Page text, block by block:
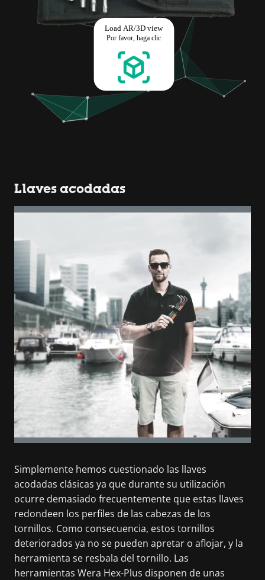
Llaves acodadas
Simplemente hemos cuestionado las llaves
acodadas clásicas ya que durante su utilización
ocurre demasiado frecuentemente que estas llaves
redondeen los perfiles de las cabezas de los
tornillos. Como consecuencia, estos tornillos
deteriorados ya no se pueden apretar o aflojar, y la
herramienta se resbala del tornillo. Las
herramientas Wera Hex-Plus disponen de unas